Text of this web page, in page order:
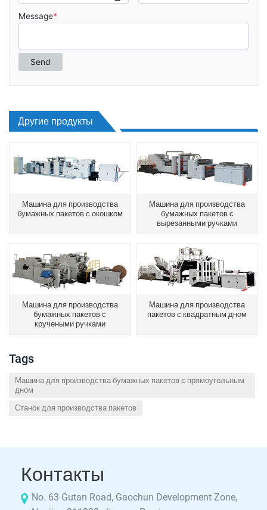
Другие продукты
Машина для производства
бумажных пакетов с окошком
Машина для производства
бумажных пакетов с
вырезанными ручками
Машина для производства
бумажных пакетов с
кручеными ручками
Машина для производства
пакетов с квадратным дном
Tags
Машина для производства бумажных пакетов с прямоугольным
дном
Станок для производства пакетов
Контакты
No. 63 Gutan Road, Gaochun Development Zone,